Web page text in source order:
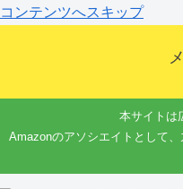
コンテンツへスキップ
本サイトは
Amazonのアソシエイトとして